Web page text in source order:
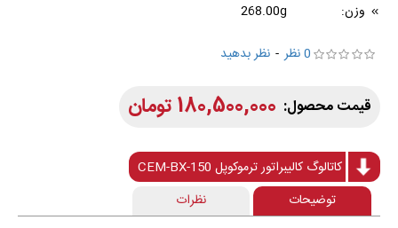
وزن:
268.00g
0 نظر
- نظر بدهید
180,500,000 تومان
کاتالوگ کالیبراتور ترموکوپل CEM-BX-150
توضیحات
نظرات